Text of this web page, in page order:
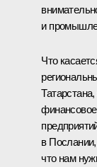
и
Что
в
что нам